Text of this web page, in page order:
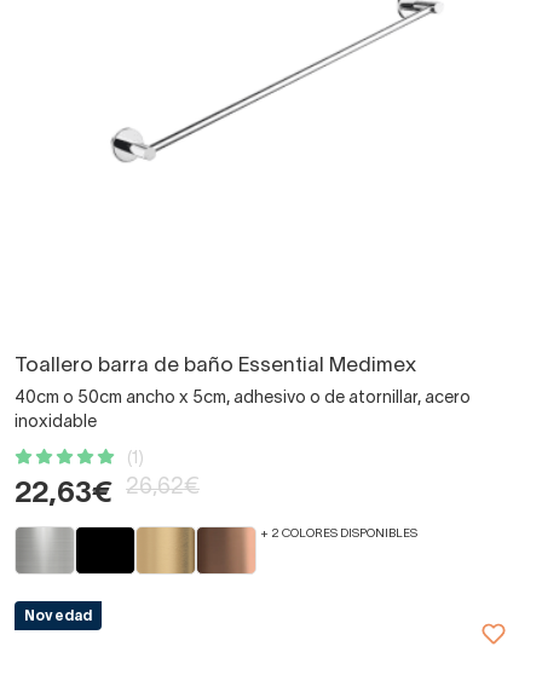
Toallero barra de baño Essential Medimex
40cm o 50cm ancho x 5cm, adhesivo o de atornillar, acero
inoxidable
(1)
22,63€ 26,62€
+ 2 COLORES DISPONIBLES
Novedad